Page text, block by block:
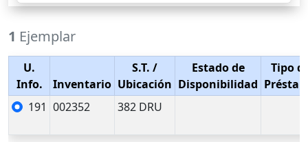
1 Ejemplar
U.
Info.
Inventario
S.T. /
Ubicación
Estado de
Disponibilidad
Tipo
191 002352 382 DRU